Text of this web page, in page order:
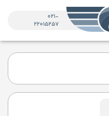
021-
22015257